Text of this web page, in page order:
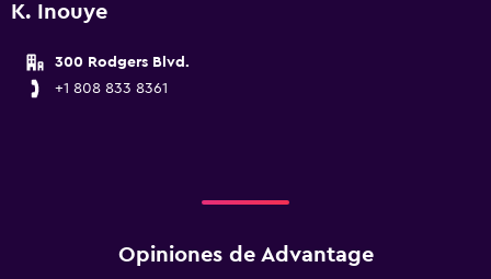
K. Inouye
300 Rodgers Blvd.
+1 808 833 8361
Opiniones de Advantage